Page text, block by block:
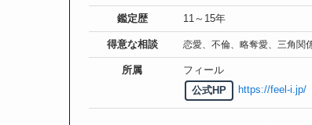
鑑定歴 11～15年
得意な相談 恋愛、不倫、略奪愛、三角関
所属
フィール
公式HP
https://feel-i.jp/